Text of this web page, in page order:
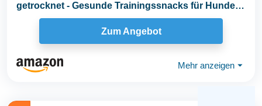
getrocknet - Gesunde Trainingssnacks für Hunde -
Dog Treats...
Zum Angebot
Mehr anzeigen ⏷